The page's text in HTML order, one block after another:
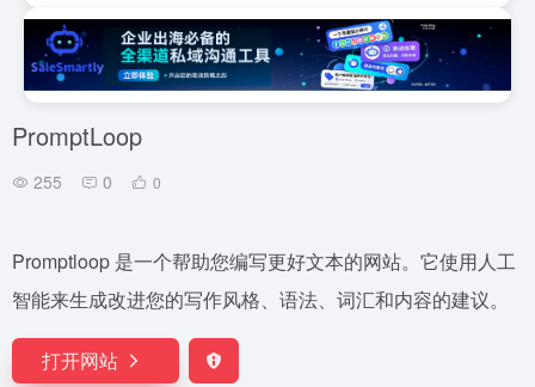
PromptLoop
255 0 0
Promptloop 是一个帮助您编写更好文本的网站。它使用人工
智能来生成改进您的写作风格、语法、词汇和内容的建议。
打开网站